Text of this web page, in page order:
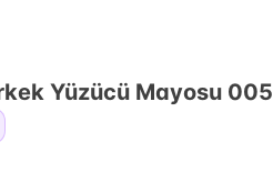
Yüzücü Mayosu